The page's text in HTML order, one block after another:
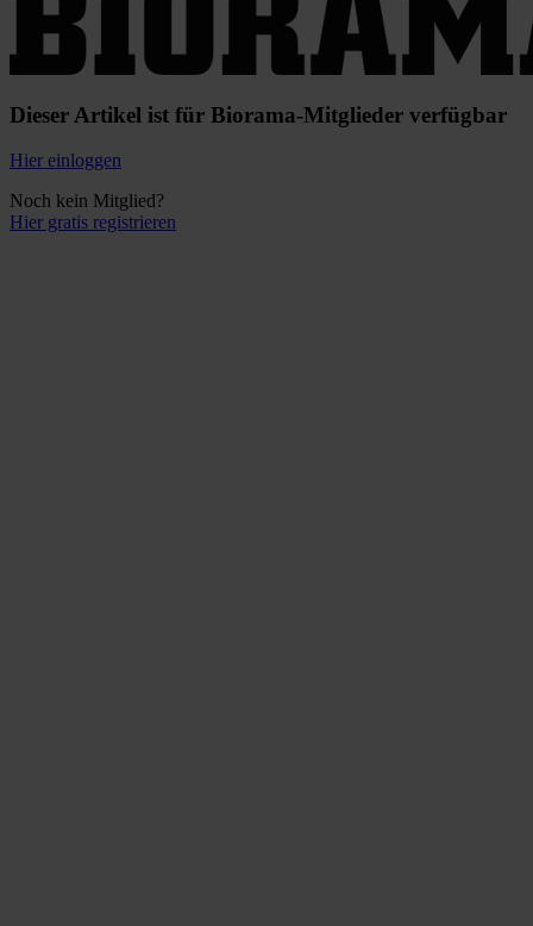
Dieser Artikel ist für Biorama-Mitglieder verfügbar
Hier einloggen
Noch kein Mitglied?
Hier gratis registrieren